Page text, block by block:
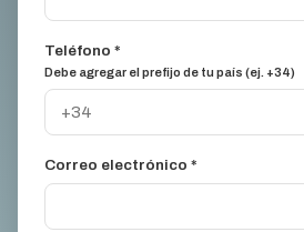
Teléfono *
Debe agregar el prefijo de tu país (ej. +34)
Correo electrónico *